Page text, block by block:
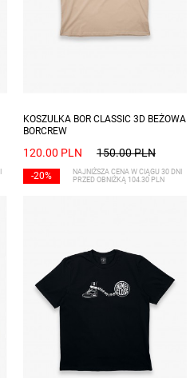
KOSZULKA BOR CLASSIC 3D BEŻOWA
BORCREW
120.00 PLN 150.00 PLN
-20%
NAJNIŻSZA CENA W CIĄGU 30 DNI
PRZED OBNIŻKĄ 104.30 PLN